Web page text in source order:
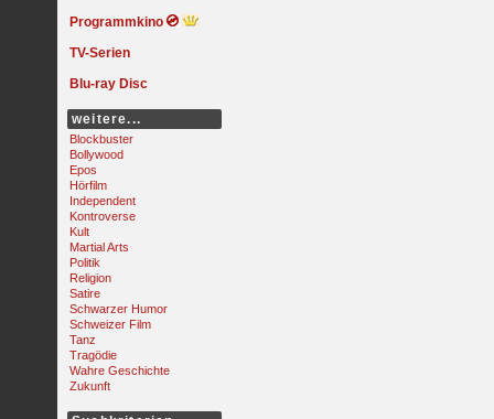
Programmkino
TV-Serien
Blu-ray Disc
weitere...
Blockbuster
Bollywood
Epos
Hörfilm
Independent
Kontroverse
Kult
Martial Arts
Politik
Religion
Satire
Schwarzer Humor
Schweizer Film
Tanz
Tragödie
Wahre Geschichte
Zukunft